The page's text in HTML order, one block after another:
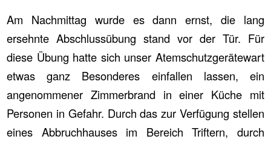
Am Nachmittag wurde es dann ernst, die lang
ersehnte Abschlussübung stand vor der Tür. Für
diese Übung hatte sich unser Atemschutzgerätewart
etwas ganz Besonderes einfallen lassen, ein
angenommener Zimmerbrand in einer Küche mit
Personen in Gefahr. Durch das zur Verfügung stellen
eines Abbruchhauses im Bereich Triftern, durch